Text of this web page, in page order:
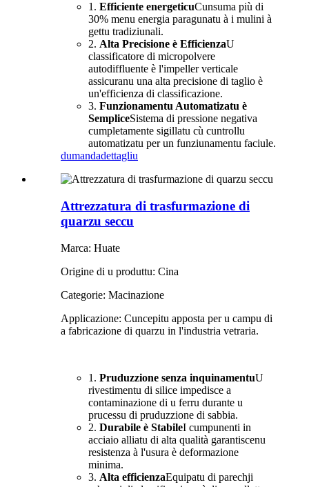
1. Efficiente energeticuCunsuma più di
30% menu energia paragunatu à i mulini à
gettu tradiziunali.
2. Alta Precisione è EfficienzaU
classificatore di micropolvere
autodiffluente è l'impeller verticale
assicuranu una alta precisione di taglio è
un'efficienza di classificazione.
3. Funzionamentu Automatizatu è
SempliceSistema di pressione negativa
cumpletamente sigillatu cù cuntrollu
automatizatu per un funziunamentu faciule.
dumandadettagliu
Attrezzatura di trasfurmazione di
quarzu seccu
Marca: Huate
Origine di u produttu: Cina
Categorie: Macinazione
Applicazione: Cuncepitu apposta per u campu di
a fabricazione di quarzu in l'industria vetraria.
1. Pruduzzione senza inquinamentuU
rivestimentu di silice impedisce a
contaminazione di u ferru durante u
prucessu di pruduzzione di sabbia.
2. Durabile è StabileI cumpunenti in
acciaio alliatu di alta qualità garantiscenu
resistenza à l'usura è deformazione
minima.
3. Alta efficienzaEquipatu di parechji